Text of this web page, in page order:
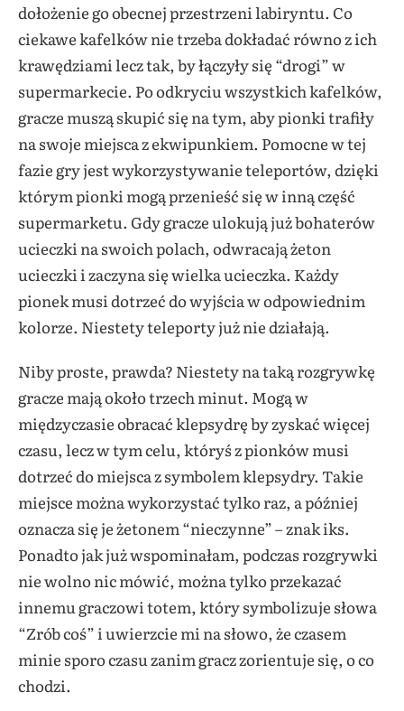
dołożenie go obecnej przestrzeni labiryntu. Co
ciekawe kafelków nie trzeba dokładać równo z ich
krawędziami lecz tak, by łączyły się “drogi” w
supermarkecie. Po odkryciu wszystkich kafelków,
gracze muszą skupić się na tym, aby pionki trafiły
na swoje miejsca z ekwipunkiem. Pomocne w tej
fazie gry jest wykorzystywanie teleportów, dzięki
którym pionki mogą przenieść się w inną część
supermarketu. Gdy gracze ulokują już bohaterów
ucieczki na swoich polach, odwracają żeton
ucieczki i zaczyna się wielka ucieczka. Każdy
pionek musi dotrzeć do wyjścia w odpowiednim
kolorze. Niestety teleporty już nie działają.
Niby proste, prawda? Niestety na taką rozgrywkę
gracze mają około trzech minut. Mogą w
międzyczasie obracać klepsydrę by zyskać więcej
czasu, lecz w tym celu, któryś z pionków musi
dotrzeć do miejsca z symbolem klepsydry. Takie
miejsce można wykorzystać tylko raz, a później
oznacza się je żetonem “nieczynne” – znak iks.
Ponadto jak już wspominałam, podczas rozgrywki
nie wolno nic mówić, można tylko przekazać
innemu graczowi totem, który symbolizuje słowa
“Zrób coś” i uwierzcie mi na słowo, że czasem
minie sporo czasu zanim gracz zorientuje się, o co
chodzi.